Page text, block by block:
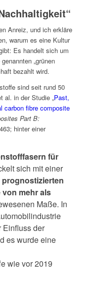
Anreiz, und ich erkläre
warum es eine Kultur
Es handelt sich um
„grünen
bezahlt wird.
sind seit rund 50
al. in der Studie „Past,
carbon fibre composite
Part B:
hinter einer
für
sich mit einer
prognostizierten
mehr als
Maße. In
Einfluss der
es wurde eine
wie vor 2019